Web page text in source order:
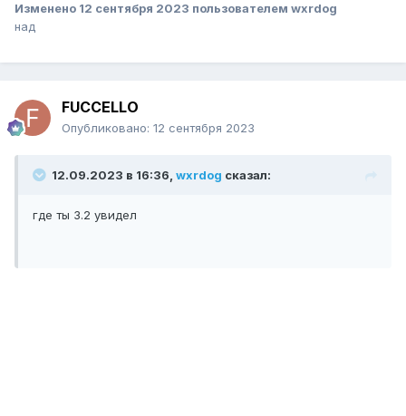
Изменено 12 сентября 2023 пользователем wxrdog
над
FUCCELLO
Опубликовано: 12 сентября 2023
12.09.2023 в 16:36, wxrdog сказал:
где ты 3.2 увидел